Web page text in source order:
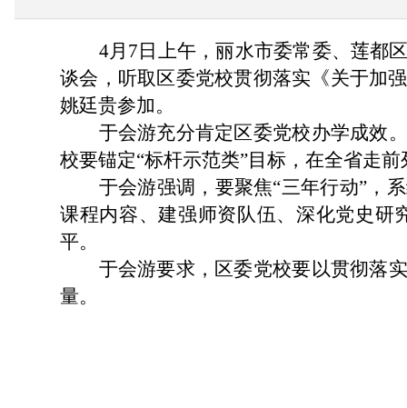
4月7日上午，丽水市委常委、莲都
谈会，听取区委党校贯彻落实《关于加
姚廷贵参加。
于会游充分肯定区委党校办学成效
校要锚定“标杆示范类”目标，在全省走
于会游强调，要聚焦“三年行动”，
课程内容、建强师资队伍、深化党史研
平。
于会游要求，区委党校要以贯彻落
量。